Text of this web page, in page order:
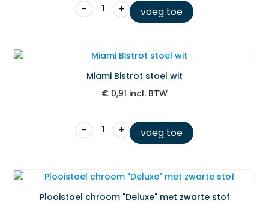
− + voeg toe
Miami Bistrot stoel wit
€ 0,91 incl. BTW
− + voeg toe
Plooistoel chroom "Deluxe" met zwarte stof